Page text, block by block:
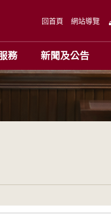
回首頁 網站導覽
務 新聞及公告